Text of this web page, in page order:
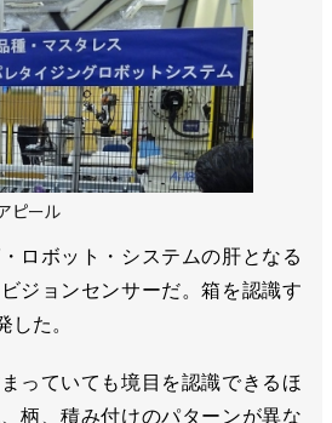
ピール
ロボット・システムの肝となる
ジョンセンサーだ。箱を認識す
した。
っていても境目を認識できるほ
柄、積み付けのパターンが異な